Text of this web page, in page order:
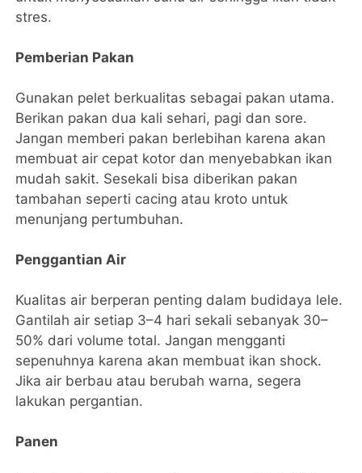
stres.
Pemberian Pakan
Gunakan pelet berkualitas sebagai pakan utama.
Berikan pakan dua kali sehari, pagi dan sore.
Jangan memberi pakan berlebihan karena akan
membuat air cepat kotor dan menyebabkan ikan
mudah sakit. Sesekali bisa diberikan pakan
tambahan seperti cacing atau kroto untuk
menunjang pertumbuhan.
Penggantian Air
Kualitas air berperan penting dalam budidaya lele.
Gantilah air setiap 3–4 hari sekali sebanyak 30–
50% dari volume total. Jangan mengganti
sepenuhnya karena akan membuat ikan shock.
Jika air berbau atau berubah warna, segera
lakukan pergantian.
Panen